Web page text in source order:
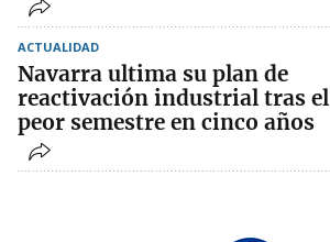
ACTUALIDAD
Navarra ultima su plan de
reactivación industrial tras el
peor semestre en cinco años